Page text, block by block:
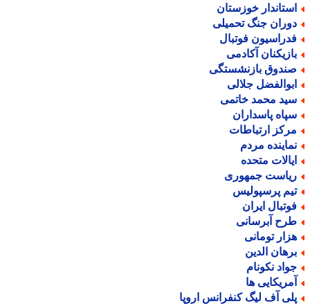
خوزستان
جنگ تحمیلی
فوتبال
آکادمی
بازنشستگی
جلالی
محمد خاتمی
پاسداران
ارتباطات
مردم
متحده
جمهوری
پرسپولیس
ایران
آبرسانی
تومانی
الدین
نکونام
ها
آف لیگ کنفرانس اروپا